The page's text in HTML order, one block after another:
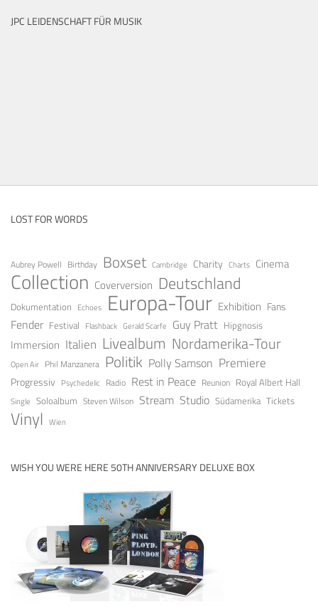
JPC LEIDENSCHAFT FÜR MUSIK
LOST FOR WORDS
Aubrey Powell Birthday Boxset Cambridge Charity Charts Cinema
Collection Coverversion Deutschland
Dokumentation Echoes Europa-Tour Exhibition Fans
Fender Festival Flashback Gerald Scarfe Guy Pratt Hipgnosis
Immersion Italien Livealbum Nordamerika-Tour
Open Air Phil Manzanera Politik Polly Samson Premiere
Progressiv Psychedelic Radio Rest in Peace Reunion Royal Albert Hall
Single Soloalbum Steven Wilson Stream Studio Südamerika Tickets
Vinyl Wien
WISH YOU WERE HERE 50TH ANNIVERSARY DELUXE BOX